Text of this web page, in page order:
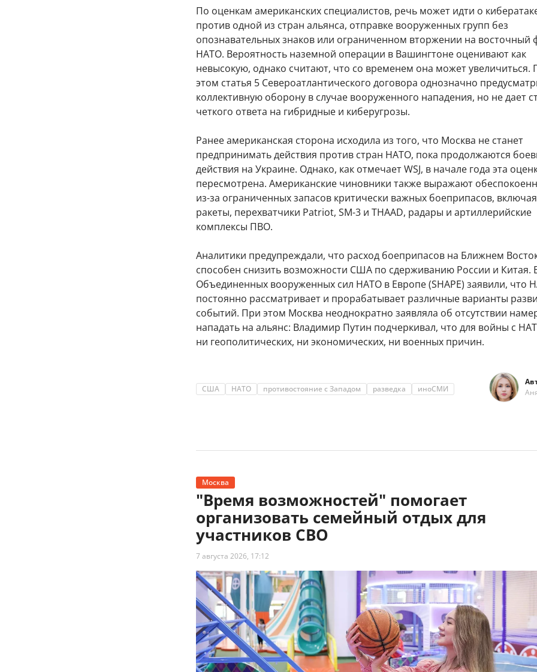
По оценкам американских специалистов, речь может идти о
против одной из стран альянса, отправке вооруженных групп без
опознавательных знаков или ограниченном вторжении на восточный
НАТО. Вероятность наземной операции в Вашингтоне оценивают как
невысокую, однако считают, что со временем она может увеличиться.
этом статья 5 Североатлантического договора однозначно
коллективную оборону в случае вооруженного нападения, но не дает
четкого ответа на гибридные и киберугрозы.
Ранее американская сторона исходила из того, что Москва не станет
предпринимать действия против стран НАТО, пока продолжаются
действия на Украине. Однако, как отмечает WSJ, в начале года эта
пересмотрена. Американские чиновники также выражают
из-за ограниченных запасов критически важных боеприпасов, включая
ракеты, перехватчики Patriot, SM-3 и THAAD, радары и артиллерийские
комплексы ПВО.
Аналитики предупреждали, что расход боеприпасов на Ближнем
способен снизить возможности США по сдерживанию России и Китая.
Объединенных вооруженных сил НАТО в Европе (SHAPE) заявили, что
постоянно рассматривает и прорабатывает различные варианты
событий. При этом Москва неоднократно заявляла об отсутствии
нападать на альянс: Владимир Путин подчеркивал, что для войны с
ни геополитических, ни экономических, ни военных причин.
США НАТО противостояние с Западом разведка иноСМИ
Москва
"Время возможностей" помогает
организовать семейный отдых для
участников СВО
7 августа 2026, 17:12